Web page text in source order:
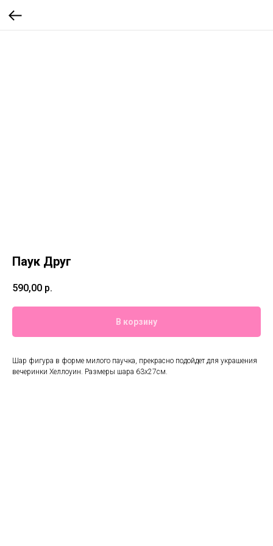
Паук Друг
590,00 р.
В корзину
Шар фигура в форме милого паучка, прекрасно подойдет для украшения
вечеринки Хеллоуин. Размеры шара 63х27см.